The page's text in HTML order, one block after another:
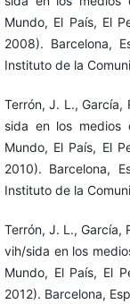
Mundo, El País, El
2008). Barcelona,
Instituto de la
Terrón, J. L., García,
sida en los medios
Mundo, El País, El
2010). Barcelona,
Instituto de la
Terrón, J. L., García,
vih/sida en los
Mundo, El País, El
2012). Barcelona,